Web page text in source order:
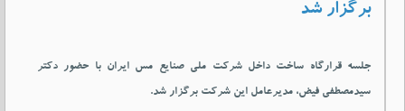
برگزار شد
جلسه قرارگاه ساخت داخل شرکت ملی صنایع مس ایران با حضور دکتر
سیدمصطفی فیض، مدیرعامل این شرکت برگزار شد.